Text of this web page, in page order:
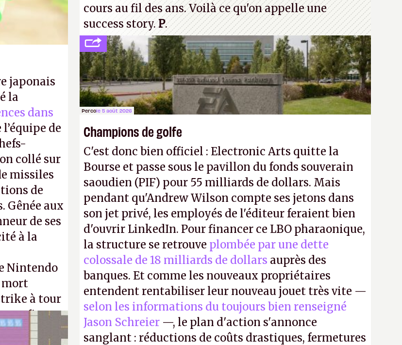
japonais
la
dans
de
collé sur
missiles
de
Gênée aux
de ses
à la
Nintendo
mort
à tour
confiture
P.
cours au fil des ans. Voilà ce qu'on appelle une
success story.P.
Percole 5 août 2026
Champions de golfe
C'est donc bien officiel : Electronic Arts quitte la
Bourse et passe sous le pavillon du fonds souverain
saoudien (PIF) pour 55 milliards de dollars. Mais
pendant qu'Andrew Wilson compte ses jetons dans
son jet privé, les employés de l'éditeur feraient bien
d'ouvrir LinkedIn. Pour financer ce LBO pharaonique,
la structure se retrouve plombée par une dette
colossale de 18 milliards de dollars auprès des
banques. Et comme les nouveaux propriétaires
entendent rentabiliser leur nouveau jouet très vite —
selon les informations du toujours bien renseigné
Jason Schreier —, le plan d'action s'annonce
sanglant : réductions de coûts drastiques, fermetures